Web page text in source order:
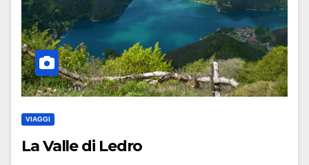
VIAGGI
La Valle di Ledro